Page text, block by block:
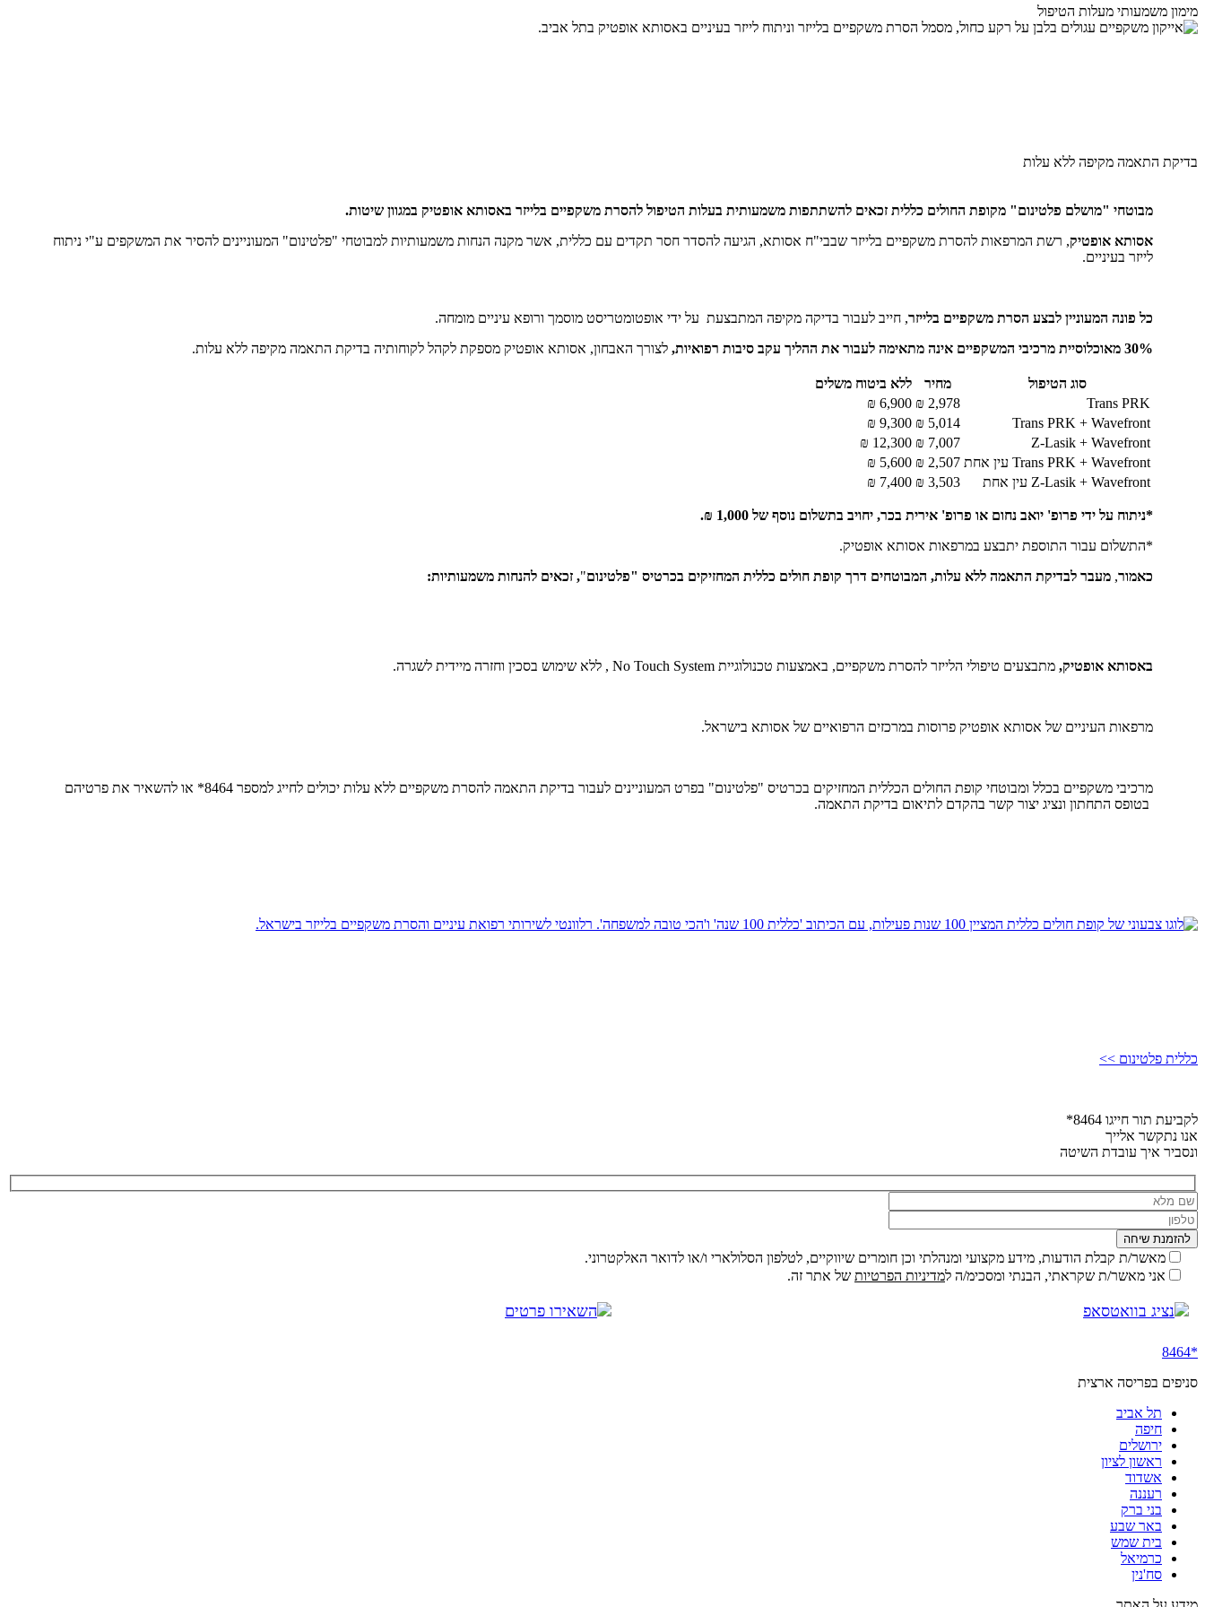
מימון משמעותי מעלות הטיפול
בדיקת התאמה מקיפה ללא עלות
מבוטחי "מושלם פלטינום" מקופת החולים כללית זכאים להשתתפות משמעותית בעלות הטיפול להסרת משקפיים בלייזר באסותא אופטיק במגוון שיטות.
אסותא אופטיק, רשת המרפאות להסרת משקפיים בלייזר שבבי"ח אסותא, הגיעה להסדר חסר תקדים עם כללית, אשר מקנה הנחות משמעותיות למבוטחי "פלטינום" המעוניינים להסיר את המשקפים ע"י ניתוח
לייזר בעיניים.
כל פונה המעוניין לבצע הסרת משקפיים בלייזר, חייב לעבור בדיקה מקיפה המתבצעת על ידי אופטומטריסט מוסמך ורופא עיניים מומחה.
30% מאוכלוסיית מרכיבי המשקפיים אינה מתאימה לעבור את ההליך עקב סיבות רפואיות,
לצורך האבחון, אסותא אופטיק מספקת לקהל לקוחותיה בדיקת התאמה מקיפה ללא עלות.
סוג הטיפול מחיר
ללא ביטוח משלים
Trans PRK
2,978 ₪
6,900 ₪
Trans PRK + Wavefront
5,014 ₪
9,300 ₪
Z-Lasik + Wavefront
7,007 ₪
12,300 ₪
Trans PRK + Wavefront עין אחת
2,507 ₪
5,600 ₪
Z-Lasik + Wavefront עין אחת
3,503 ₪
7,400 ₪
*ניתוח על ידי פרופ' יואב נחום או פרופ' אירית בכר, יחויב בתשלום נוסף של 1,000 ₪.
*התשלום עבור התוספת יתבצע במרפאות אסותא אופטיק.
כאמור, מעבר לבדיקת התאמה ללא עלות, המבוטחים דרך קופת חולים כללית המחזיקים בכרטיס "פלטינום"
, זכאים להנחות משמעותיות:
באסותא אופטיק, מתבצעים טיפולי הלייזר להסרת משקפיים, באמצעות טכנולוגיית No Touch System , ללא שימוש בסכין וחזרה מיידית לשגרה.
מרפאות העיניים של אסותא אופטיק פרוסות במרכזים הרפואיים של אסותא בישראל.
מרכיבי משקפיים בכלל ומבוטחי קופת החולים הכללית המחזיקים בכרטיס "פלטינום" בפרט המעוניינים לעבור בדיקת התאמה להסרת משקפיים ללא עלות יכולים לחייג למספר 8464* או להשאיר את פרטיהם
בטופס התחתון ונציג יצור קשר בהקדם לתיאום בדיקת התאמה.
כללית פלטינום >>
לקביעת תור חייגו 8464*
אנו נתקשר אלייך
ונסביר איך עובדת השיטה
שם
מלא
טלפון
מאשר/ת קבלת הודעות, מידע מקצועי ומנהלתי וכן חומרים שיווקיים, לטלפון הסלולארי ו/או לדואר האלקטרוני.
אני מאשר/ת שקראתי, הבנתי ומסכימ/ה למדיניות הפרטיות של אתר זה.
נציג בוואטסאפ השאירו פרטים
*8464
סניפים בפריסה ארצית
תל אביב
חיפה
ירושלים
ראשון לציון
אשדוד
רעננה
בני ברק
באר שבע
בית שמש
כרמיאל
סח'נין